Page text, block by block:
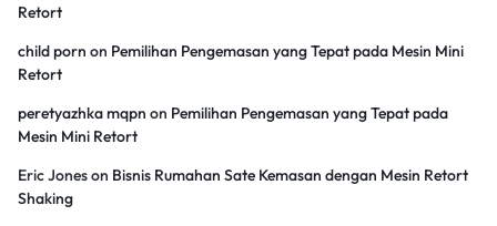
Retort
child porn on Pemilihan Pengemasan yang Tepat pada Mesin Mini
Retort
peretyazhka mqpn on Pemilihan Pengemasan yang Tepat pada
Mesin Mini Retort
Eric Joneson Bisnis Rumahan Sate Kemasan dengan Mesin Retort
Shaking